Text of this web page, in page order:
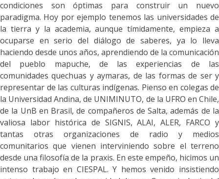
condiciones son óptimas para construir un nuevo
paradigma. Hoy por ejemplo tenemos las universidades de
la tierra y la academia, aunque tímidamente, empieza a
ocuparse en serio del diálogo de saberes, ya lo lleva
haciendo desde unos años, aprendiendo de la comunicación
del pueblo mapuche, de las experiencias de las
comunidades quechuas y aymaras, de las formas de ser y
representar de las culturas indígenas. Pienso en colegas de
la Universidad Andina, de UNIMINUTO, de la UFRO en Chile,
de la UnB en Brasil, de compañeros de Salta, además de la
valiosa labor histórica de SIGNIS, ALAI, ALER, FARCO y
tantas otras organizaciones de radio y medios
comunitarios que vienen interviniendo sobre el terreno
desde una filosofía de la praxis. En este empeño, hicimos un
intenso trabajo en CIESPAL. Y hemos venido insistiendo